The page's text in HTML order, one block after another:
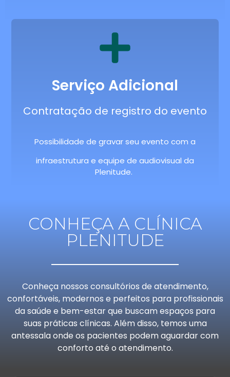
Serviço Adicional
Contratação de registro do evento
Possibilidade de gravar seu evento com a
infraestrutura e equipe de audiovisual da
Plenitude.
CONHEÇA A CLÍNICA
PLENITUDE
Conheça nossos consultórios de atendimento,
confortáveis, modernos e perfeitos para profissionais
da saúde e bem-estar que buscam espaços para
suas práticas clínicas. Além disso, temos uma
antessala onde os pacientes podem aguardar com
conforto até o atendimento.